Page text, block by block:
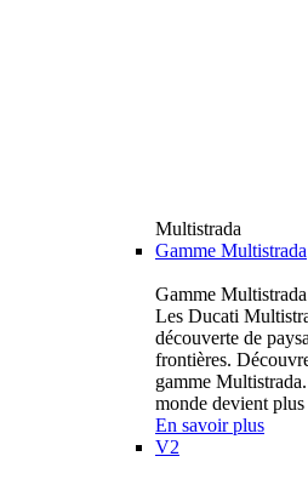
Multistrada
Gamme Multistrada
Gamme Multistrada
Les Ducati
découverte de
frontières.
gamme
monde devient plus
En savoir plus
V2